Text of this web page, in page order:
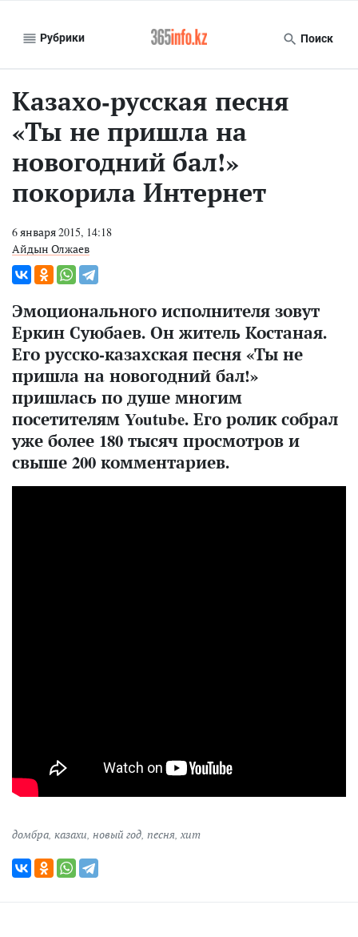
Рубрики Поиск
Казахо-русская песня
«Ты не пришла на
новогодний бал!»
покорила Интернет
6 января 2015, 14:18
Айдын Олжаев
Эмоционального исполнителя зовут
Еркин Суюбаев. Он житель Костаная.
Его русско-казахская песня «Ты не
пришла на новогодний бал!»
пришлась по душе многим
посетителям Youtube. Его ролик собрал
уже более 180 тысяч просмотров и
свыше 200 комментариев.
домбра, казахи, новый год, песня, хит